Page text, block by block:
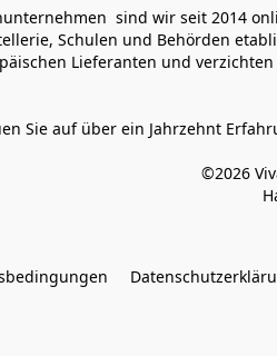
sind wir seit 2014
Schulen und Behörden
Lieferanten und
Sie auf über ein Jahrzehnt
©2026